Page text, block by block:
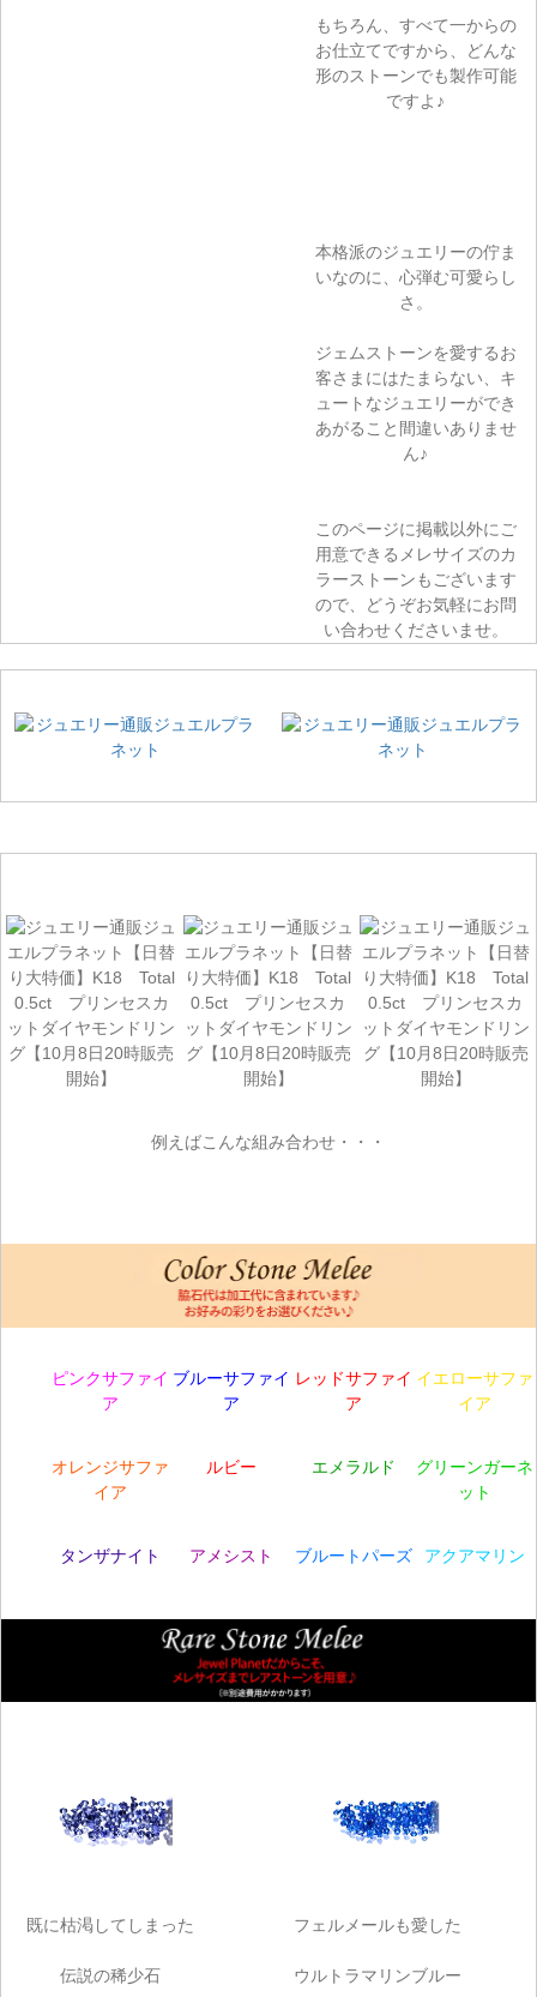
もちろん、すべて一からの
お仕立てですから、どんな
形のストーンでも製作可能
ですよ♪
本格派のジュエリーの佇ま
いなのに、心弾む可愛らし
さ。
ジェムストーンを愛するお
客さまにはたまらない、キ
ュートなジュエリーができ
あがること間違いありませ
ん♪
このページに掲載以外にご
用意できるメレサイズのカ
ラーストーンもございます
ので、どうぞお気軽にお問
い合わせくださいませ。
例えばこんな組み合わせ・・・
ピンクサファイ
ア
ブルーサファイ
ア
レッドサファイ
ア
イエローサファ
イア
オレンジサファ
イア
ルビー エメラルド
グリーンガーネ
ット
タンザナイト アメシスト ブルートパーズ アクアマリン
既に枯渇してしまった
伝説の稀少石
フェルメールも愛した
ウルトラマリンブルー